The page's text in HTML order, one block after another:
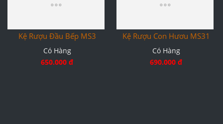
Kệ Rượu Đầu Bếp MS3
Có Hàng
650.000 đ
Kệ Rượu Con Hươu MS31
Có Hàng
690.000 đ